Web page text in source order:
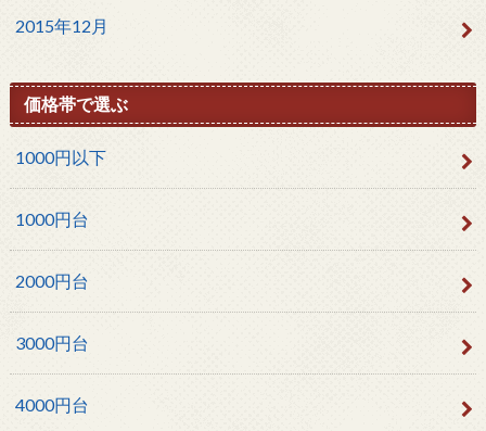
2015年12月
価格帯で選ぶ
1000円以下
1000円台
2000円台
3000円台
4000円台